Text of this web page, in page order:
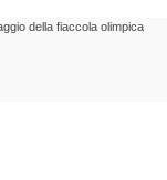
della fiaccola olimpica